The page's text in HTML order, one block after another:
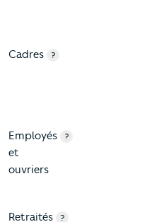
Cadres ?
Employés
et
ouvriers
?
Retraités ?